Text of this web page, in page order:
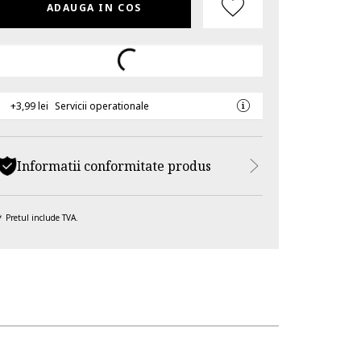
ADAUGA IN COS
+3,99 lei Servicii operationale
Informatii conformitate produs
Pretul include TVA.